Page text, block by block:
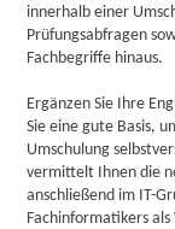
innerhalb einer
Prüfungsabfragen
Fachbegriffe hinaus.
Ergänzen Sie Ihre
Sie eine gute Basis,
Umschulung
vermittelt Ihnen die
anschließend im IT-
Fachinformatikers